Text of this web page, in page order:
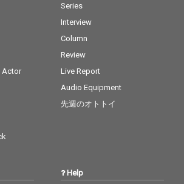
Actor
Series
Interview
Column
Review
Live Report
Audio Equipment
先週のオトトイ
Help